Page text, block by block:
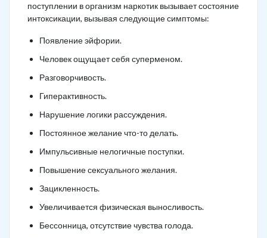
поступлении в организм наркотик вызывает состояние
интоксикации, вызывая следующие симптомы:
Появление эйфории.
Человек ощущает себя суперменом.
Разговорчивость.
Гиперактивность.
Нарушение логики рассуждения.
Постоянное желание что-то делать.
Импульсивные нелогичные поступки.
Повышение сексуального желания.
Зацикленность.
Увеличивается физическая выносливость.
Бессонница, отсутствие чувства голода.